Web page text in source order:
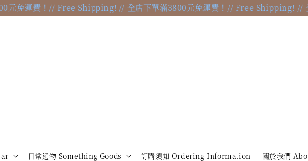
！// Free Shipping! // 全店下單滿3800元免運費！// Free Shipping! // 全店下單
日常選物 Something Goods 訂購須知 Ordering Information 關於我們